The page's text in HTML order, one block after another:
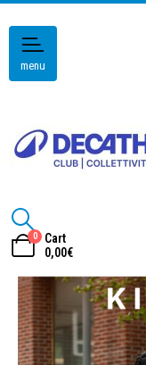
menu
0
Cart
0,00€